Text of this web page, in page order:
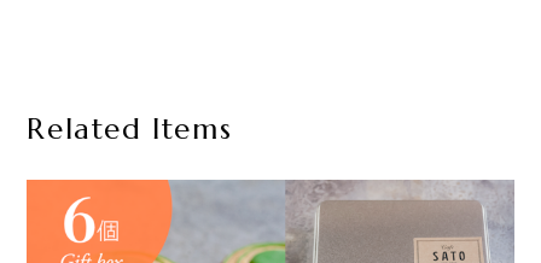
Related Items